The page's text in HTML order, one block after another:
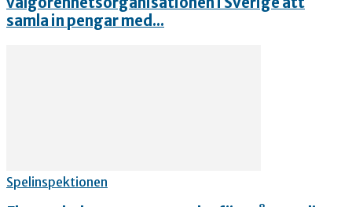
samla in pengar med...
Spelinspektionen